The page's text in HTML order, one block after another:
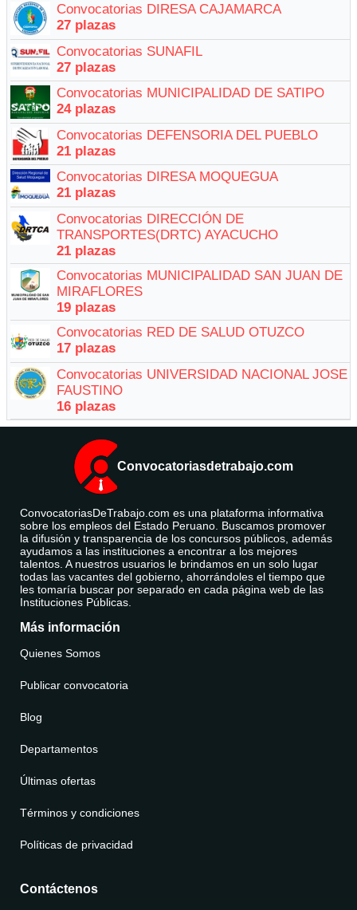
Convocatorias DIRESA CAJAMARCA
27 plazas
Convocatorias SUNAFIL
27 plazas
Convocatorias MUNICIPALIDAD DE SATIPO
24 plazas
Convocatorias DEFENSORIA DEL PUEBLO
21 plazas
Convocatorias DIRESA MOQUEGUA
21 plazas
Convocatorias DIRECCIÓN DE
TRANSPORTES(DRTC) AYACUCHO
21 plazas
Convocatorias MUNICIPALIDAD SAN JUAN DE
MIRAFLORES
19 plazas
Convocatorias RED DE SALUD OTUZCO
17 plazas
Convocatorias UNIVERSIDAD NACIONAL JOSE
FAUSTINO
16 plazas
Convocatoriasdetrabajo.com
ConvocatoriasDeTrabajo.com es una plataforma informativa
sobre los empleos del Estado Peruano. Buscamos promover
la difusión y transparencia de los concursos públicos, además
ayudamos a las instituciones a encontrar a los mejores
talentos. A nuestros usuarios le brindamos en un solo lugar
todas las vacantes del gobierno, ahorrándoles el tiempo que
les tomaría buscar por separado en cada página web de las
Instituciones Públicas.
Más información
Quienes Somos
Publicar convocatoria
Blog
Departamentos
Últimas ofertas
Términos y condiciones
Políticas de privacidad
Contáctenos